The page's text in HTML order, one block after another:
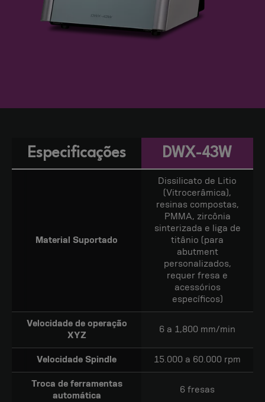
Especificações DWX-43W
Material Suportado
Dissilicato de Litio
(Vitrocerâmica),
resinas compostas,
PMMA, zircônia
sinterizada e liga de
titânio (para
abutment
personalizados,
requer fresa e
acessórios
específicos)
Velocidade de operação
XYZ
6 a 1,800 mm/min
Velocidade Spindle 15.000 a 60.000 rpm
Troca de ferramentas
automática
6 fresas